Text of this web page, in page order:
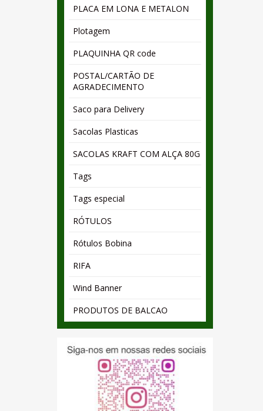
PLACA EM LONA E METALON
Plotagem
PLAQUINHA QR code
POSTAL/CARTÃO DE
AGRADECIMENTO
Saco para Delivery
Sacolas Plasticas
SACOLAS KRAFT COM ALÇA 80G
Tags
Tags especial
RÓTULOS
Rótulos Bobina
RIFA
Wind Banner
PRODUTOS DE BALCAO